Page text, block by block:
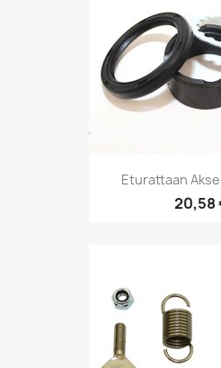
Eturattaan
20,58